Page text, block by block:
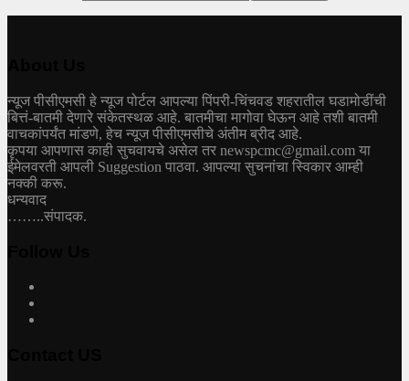
न्यूज पीसीएमसी हे न्यूज पोर्टल आपल्या पिंपरी-चिंचवड शहरातील घडामोडींची
बित्तं-बातमी देणारे संकेतस्थळ आहे. बातमीचा मागोवा घेऊन आहे तशी बातमी
वाचकांपर्यंत मांडणे, हेच न्यूज पीसीएमसीचे अंतीम ब्रीद आहे.
कृपया आपणास काही सुचवायचे असेल तर newspcmc@gmail.com या
ईमेलवरती आपली Suggestion पाठवा. आपल्या सुचनांचा स्विकार आम्ही
नक्की करू.
धन्यवाद
……..संपादक.